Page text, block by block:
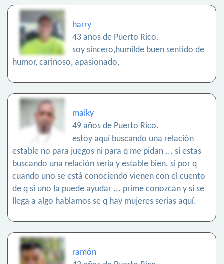
harry
43 años de Puerto Rico.
soy sincero,humilde buen sentido de
humor, cariñoso, apasionado,
maiky
49 años de Puerto Rico.
estoy aquí buscando una relación
estable no para juegos ni para q me pidan ... si estas
buscando una relación seria y estable bien. si por q
cuando uno se está conociendo vienen con el cuento
de q si uno la puede ayudar ... prime conozcan y si se
llega a algo hablamos se q hay mujeres serias aquí.
ramón